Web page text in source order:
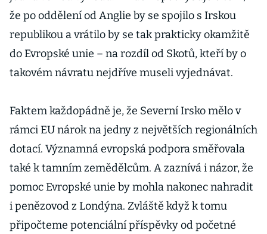
že po oddělení od Anglie by se spojilo s Irskou
republikou a vrátilo by se tak prakticky okamžitě
do Evropské unie – na rozdíl od Skotů, kteří by o
takovém návratu nejdříve museli vyjednávat.
Faktem každopádně je, že Severní Irsko mělo v
rámci EU nárok na jedny z největších regionálních
dotací. Významná evropská podpora směřovala
také k tamním zemědělcům. A zaznívá i názor, že
pomoc Evropské unie by mohla nakonec nahradit
i penězovod z Londýna. Zvláště když k tomu
připočteme potenciální příspěvky od početné